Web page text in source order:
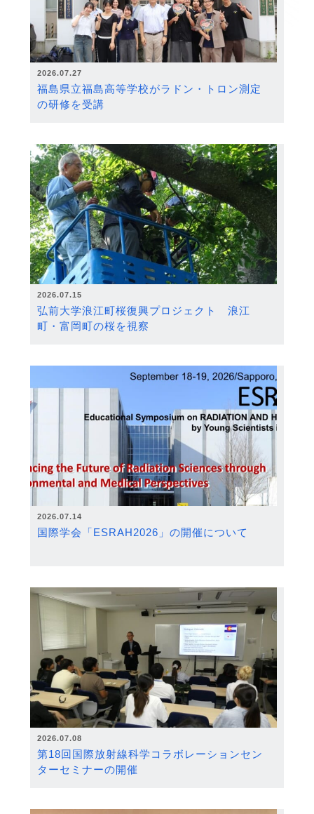
2026.07.27
福島県立福島高等学校がラドン・トロン測定
の研修を受講
2026.07.15
弘前大学浪江町桜復興プロジェクト 浪江
町・富岡町の桜を視察
2026.07.14
国際学会「ESRAH2026」の開催について
2026.07.08
第18回国際放射線科学コラボレーションセン
ターセミナーの開催